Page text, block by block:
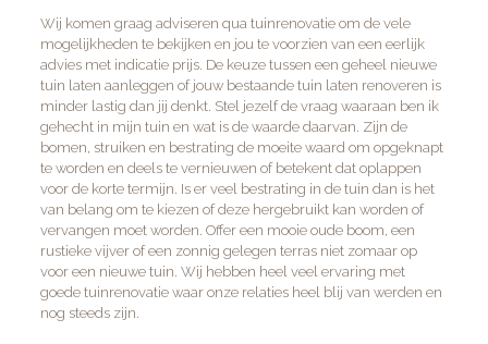
Wij komen graag adviseren qua tuinrenovatie om de vele
mogelijkheden te bekijken en jou te voorzien van een eerlijk
advies met indicatie prijs. De keuze tussen een geheel nieuwe
tuin laten aanleggen of jouw bestaande tuin laten renoveren is
minder lastig dan jij denkt. Stel jezelf de vraag waaraan ben ik
gehecht in mijn tuin en wat is de waarde daarvan. Zijn de
bomen, struiken en bestrating de moeite waard om opgeknapt
te worden en deels te vernieuwen of betekent dat oplappen
voor de korte termijn. Is er veel bestrating in de tuin dan is het
van belang om te kiezen of deze hergebruikt kan worden of
vervangen moet worden. Offer een mooie oude boom, een
rustieke vijver of een zonnig gelegen terras niet zomaar op
voor een nieuwe tuin. Wij hebben heel veel ervaring met
goede tuinrenovatie waar onze relaties heel blij van werden en
nog steeds zijn.